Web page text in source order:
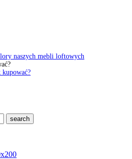
naszych mebli loftowych
kupować?
search